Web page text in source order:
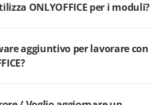
ONLYOFFICE per i moduli?
aggiuntivo per lavorare con